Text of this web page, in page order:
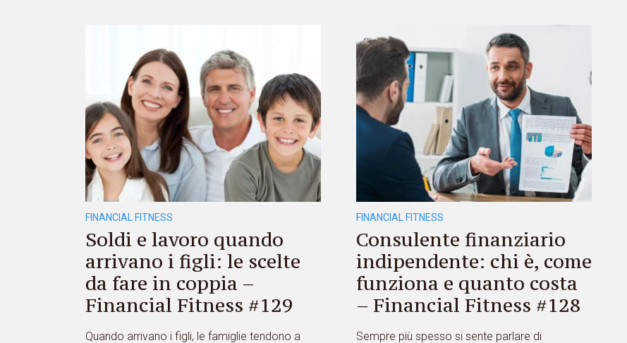
FINANCIAL FITNESS
Soldi e lavoro quando
arrivano i figli: le scelte
da fare in coppia –
Financial Fitness #129
Quando arrivano i figli, le famiglie tendono a
FINANCIAL FITNESS
Consulente finanziario
indipendente: chi è, come
funziona e quanto costa
– Financial Fitness #128
Sempre più spesso si sente parlare di